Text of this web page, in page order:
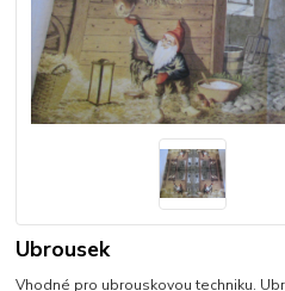
Ubrousek
Vhodné pro ubrouskovou techniku.